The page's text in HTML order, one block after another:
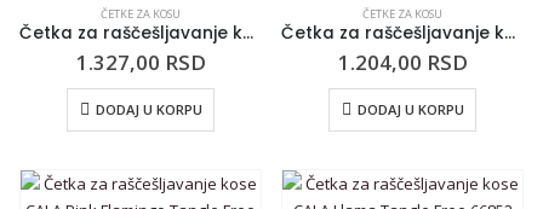
ČETKE ZA KOSU
Četka za raščešljavanje kose IKOO Pocket Metallic Pacific Metallic Black
1.327,00 RSD
DODAJ U KORPU
ČETKE ZA KOSU
Četka za raščešljavanje kose IKOO Pocket Paradise Orange Blossom Black
1.204,00 RSD
DODAJ U KORPU